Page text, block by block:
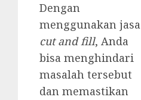
Dengan
menggunakan jasa
cut and fill, Anda
bisa menghindari
masalah tersebut
dan memastikan